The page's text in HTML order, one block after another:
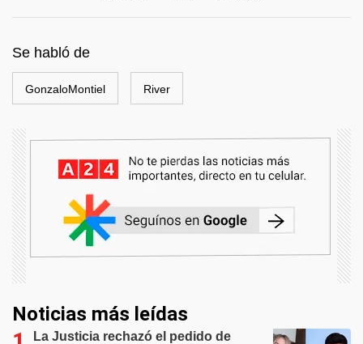
Se habló de
GonzaloMontiel River
Noticias más leídas
La Justicia rechazó el pedido de